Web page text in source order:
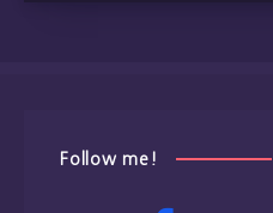
Follow me!